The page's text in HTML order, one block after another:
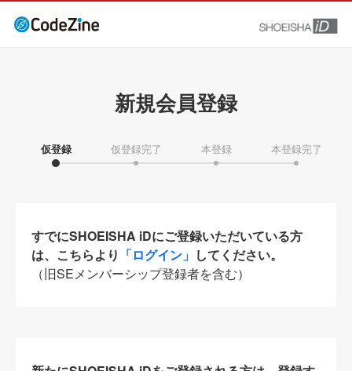
新規会員登録
仮登録 仮登録完了 本登録 本登録完了
すでにSHOEISHA iDにご登録いただいている方
は、こちらより 「ログイン」 してください。
（旧SEメンバーシップ登録者を含む）